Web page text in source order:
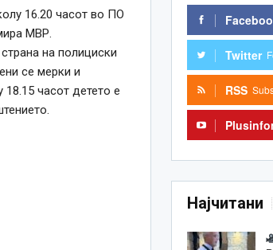
16.20 часот во ПО
МВР.
на полициски
се мерки и
часот детето е
Twitter
RSS
Најчитани